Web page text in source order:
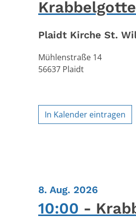
Plaidt Kirche St.
Mühlenstraße 14
56637 Plaidt
In Kalender eintragen
8. Aug. 2026:
10:00